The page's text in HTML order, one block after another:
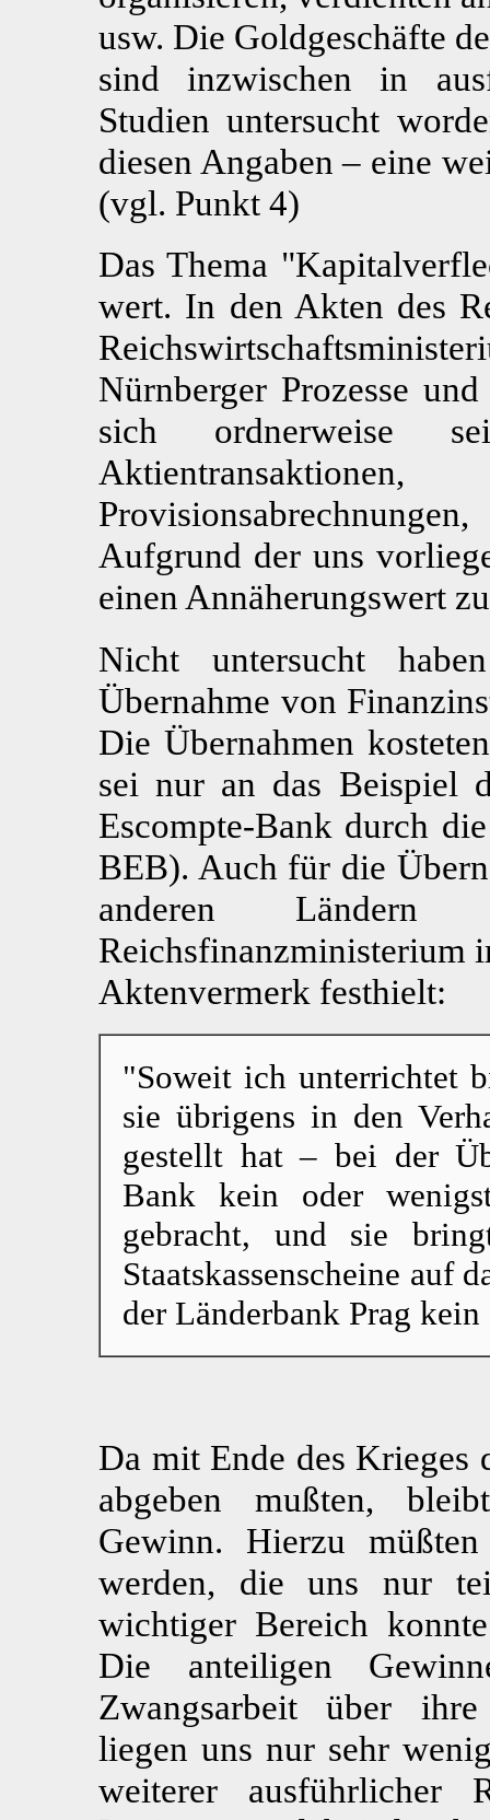
usw. Die Goldgeschäfte
sind inzwischen in
Studien untersucht
diesen Angaben – eine
(vgl. Punkt 4)
Das Thema
wert. In den Akten des
Nürnberger Prozesse
sich ordnerweise
Aufgrund der uns
einen Annäherungswert
Nicht untersucht
Übernahme von
Die Übernahmen
sei nur an das Beispiel
Escompte-Bank durch
BEB). Auch für die
anderen
Reichsfinanzministerium
Aktenvermerk festhielt:
"Soweit ich unterrichtet
sie übrigens in den
gestellt hat – bei der
Bank kein oder
gebracht, und sie
Staatskassenscheine auf
der Länderbank Prag
Da mit Ende des Krieges
abgeben mußten,
Gewinn. Hierzu
werden, die uns nur
wichtiger Bereich
Die anteiligen
Zwangsarbeit über
liegen uns nur sehr
weiterer ausführlicher